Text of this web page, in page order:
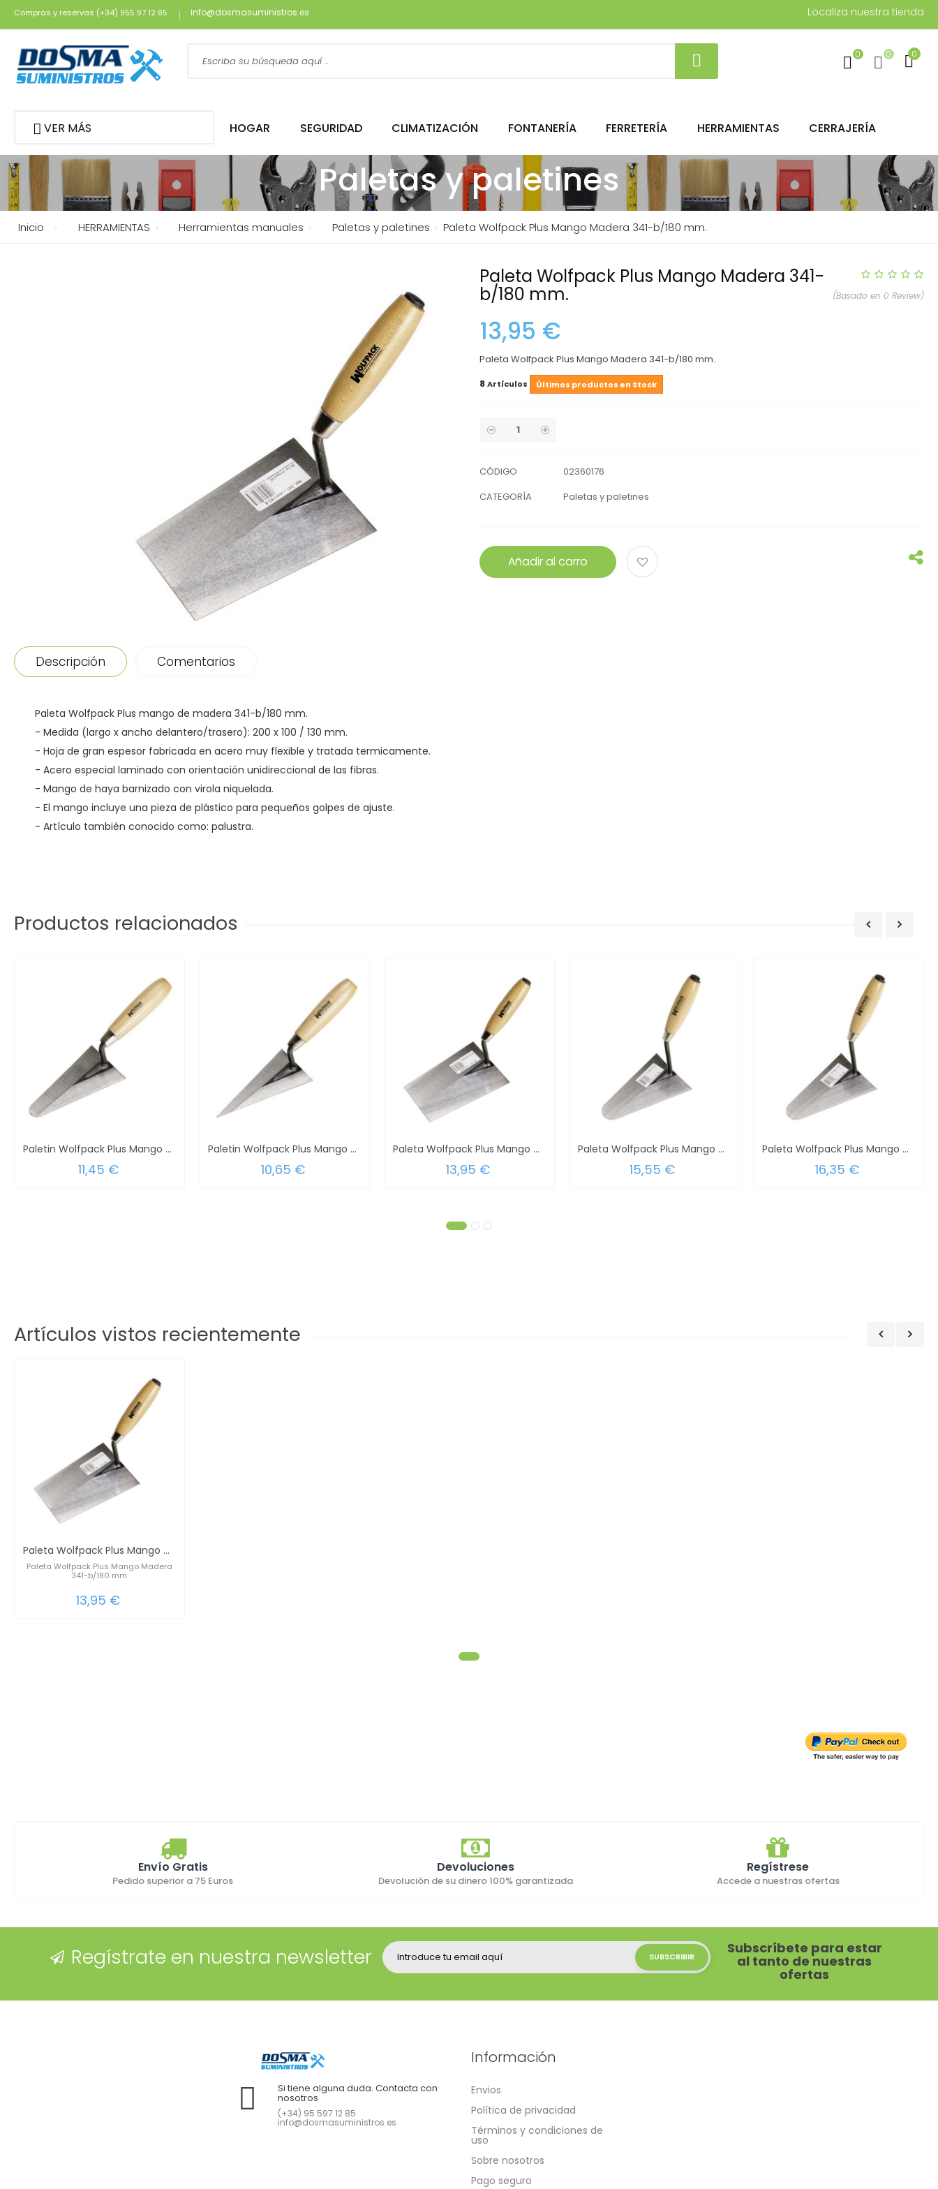
Compras y reservas (+34) 955 97 12 85 info@dosmasuministros.es Localiza nuestra tienda
0
0 0
VER MÁS HOGAR SEGURIDAD CLIMATIZACIÓN FONTANERÍA FERRETERÍA HERRAMIENTAS CERRAJERÍA
Paletas y paletines
Inicio HERRAMIENTAS Herramientas manuales Paletas y paletines Paleta Wolfpack Plus Mango Madera 341-b/180 mm.
(Basado en 0 Review)
Paleta Wolfpack Plus Mango Madera 341-
b/180 mm.
13,95 €
Paleta Wolfpack Plus Mango Madera 341-b/180 mm.
8Artículos Últimos productos en Stock
CÓDIGO
02360176
CATEGORÍA
Paletas y paletines
Añadir al carro
Descripción Comentarios
Paleta Wolfpack Plus mango de madera 341-b/180 mm.
- Medida (largo x ancho delantero/trasero): 200 x 100 / 130 mm.
- Hoja de gran espesor fabricada en acero muy flexible y tratada termicamente.
- Acero especial laminado con orientación unidireccional de las fibras.
- Mango de haya barnizado con virola niquelada.
- El mango incluye una pieza de plástico para pequeños golpes de ajuste.
- Artículo también conocido como: palustra.
Productos relacionados
Paletin Wolfpack Plus Mango Madera 342/130...
11,45 €
Paletin Wolfpack Plus Mango Madera...
10,65 €
Paleta Wolfpack Plus Mango Madera...
13,95 €
Paleta Wolfpack Plus Mango madera 344...
15,55 €
Paleta Wolfpack Plus Mango Madera 344...
16,35 €
Artículos vistos recientemente
Paleta Wolfpack Plus Mango Madera...
Paleta Wolfpack Plus Mango Madera
341-b/180 mm.
13,95 €
Envío Gratis
Pedido superior a 75 Euros
Devoluciones
Devolución de su dinero 100% garantizada
Regístrese
Accede a nuestras ofertas
Regístrate en nuestra newsletter Subscríbete para estar
al tanto de nuestras
ofertas
Si tiene alguna duda. Contacta con
nosotros
(+34) 95 597 12 85
info@dosmasuministros.es
Información
Envios
Política de privacidad
Términos y condiciones de
uso
Sobre nosotros
Pago seguro